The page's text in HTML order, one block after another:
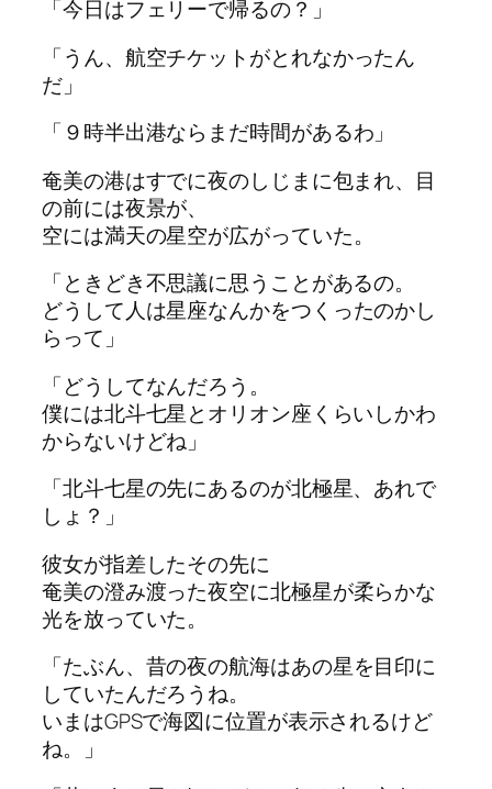
「今日はフェリーで帰るの？」
「うん、航空チケットがとれなかったん
だ」
「９時半出港ならまだ時間があるわ」
奄美の港はすでに夜のしじまに包まれ、目
の前には夜景が、
空には満天の星空が広がっていた。
「ときどき不思議に思うことがあるの。
どうして人は星座なんかをつく ったのかし
ら って」
「どうしてなんだろう。
僕には北斗七星とオリオン座くらいしかわ
からないけどね」
「北斗七星の先にあるのが北極星、あれで
しょ？」
彼女が指差したその先に
奄美の澄み渡った夜空に北極星が柔らかな
光を放っていた。
「たぶん、昔の夜の航海はあの星を目印に
していたんだろうね。
いまはGPSで海図に位置が表示されるけど
ね。」